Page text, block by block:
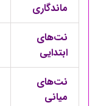
ماندگاری
نت‌های
ابتدایی
نت‌های
میانی